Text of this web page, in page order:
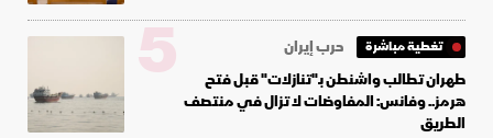
تغطية مباشرة
حرب إيران
طهران تطالب واشنطن بـ"تنازلات" قبل فتح
هرمز.. وفانس: المفاوضات لا تزال في منتصف
الطريق
5